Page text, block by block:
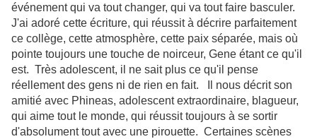
événement qui va tout changer, qui va tout faire basculer.
J'ai adoré cette écriture, qui réussit à décrire parfaitement
ce collège, cette atmosphère, cette paix séparée, mais où
pointe toujours une touche de noirceur, Gene étant ce qu'il
est. Très adolescent, il ne sait plus ce qu'il pense
réellement des gens ni de rien en fait. Il nous décrit son
amitié avec Phineas, adolescent extraordinaire, blagueur,
qui aime tout le monde, qui réussit toujours à se sortir
d'absolument tout avec une pirouette. Certaines scènes